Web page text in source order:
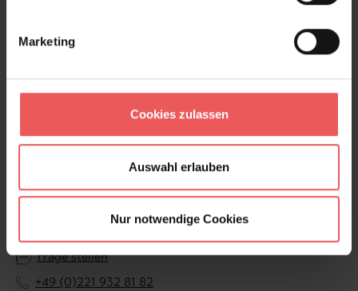
Marketing
Cookies zulassen
Auswahl erlauben
Nur notwendige Cookies
Bewertungen
FAQ Teilen!
Sie haben Fragen zum Produkt?
Frage stellen
+49 (0)221 932 81 82